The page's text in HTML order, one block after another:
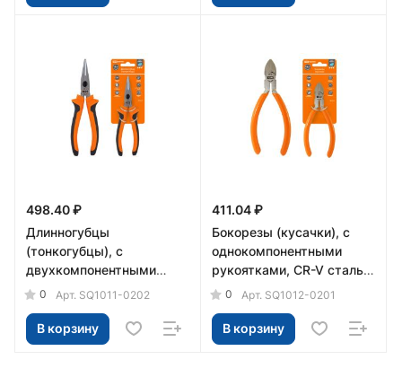
498.40 ₽
Длинногубцы
(тонкогубцы), с
двухкомпонентными
рукоятками,CR-V сталь,
TDM
0 Арт. SQ1011-0202
В корзину
411.04 ₽
Бокорезы (кусачки), с
однокомпонентными
рукоятками, CR-V сталь,
120 мм, серия "Алмаз"
0 Арт. SQ1012-0201
В корзину